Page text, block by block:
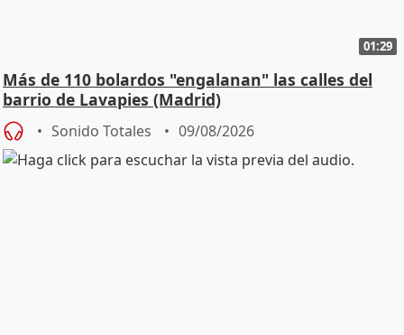
01:29
Más de 110 bolardos "engalanan" las calles del
barrio de Lavapies (Madrid)
Sonido Totales 09/08/2026